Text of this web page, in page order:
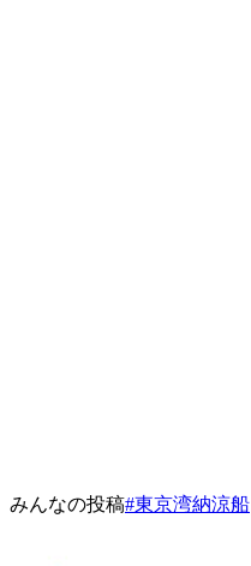
みんなの投稿#東京湾納涼船